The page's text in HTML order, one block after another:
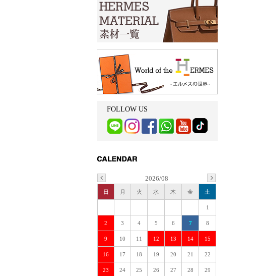
FOLLOW US
2026/08
日 月 火 水 木 金 土
1
2 3 4 5 6 7 8
9 10 11 12 13 14 15
16 17 18 19 20 21 22
23 24 25 26 27 28 29